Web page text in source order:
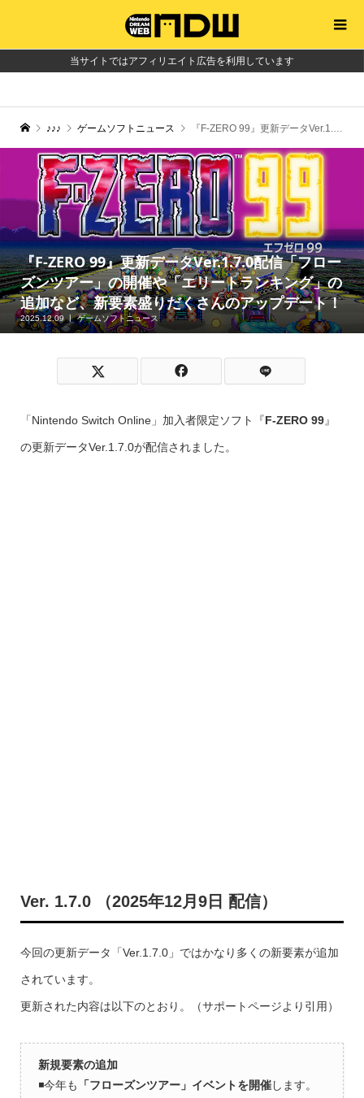
当サイトではアフィリエイト広告を利用しています
♪♪♪ ゲームソフトニュース 『F-ZERO 99』更新データVer.1.7.0配信「フローズンツアー」の開催や「エリートランキング」の追加など、新要素盛りだくさんのアップデート！
『F-ZERO 99』更新データVer.1.7.0配信「フロー
ズンツアー」の開催や「エリートランキング」の
追加など、新要素盛りだくさんのアップデート！
2025.12.09 ゲームソフトニュース
「Nintendo Switch Online」加入者限定ソフト『F-ZERO 99』
の更新データVer.1.7.0が配信されました。
Ver. 1.7.0 （2025年12月9日 配信）
今回の更新データ「Ver.1.7.0」ではかなり多くの新要素が追加
されています。
更新された内容は以下のとおり。（サポートページより引用）
新規要素の追加
◾️今年も
「フローズンツアー」イベントを開催します。